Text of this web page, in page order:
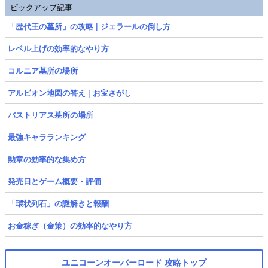
ピックアップ記事
「歴代王の墓所」の攻略 | ジェラールの倒し方
レベル上げの効率的なやり方
コルニア墓所の場所
アルビオン地図の答え | お宝さがし
バストリアス墓所の場所
最強キャラランキング
勲章の効率的な集め方
発売日とゲーム概要・評価
「環状列石」の謎解きと報酬
お金稼ぎ（金策）の効率的なやり方
ユニコーンオーバーロード 攻略トップ